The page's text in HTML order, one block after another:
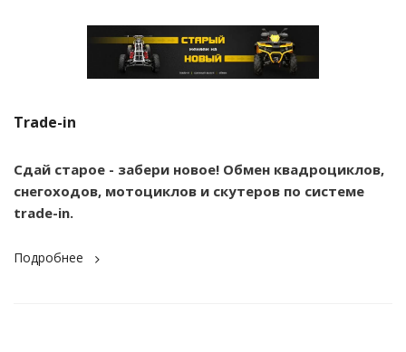
Trade-in
Сдай старое - забери новое! Обмен квадроциклов,
снегоходов, мотоциклов и скутеров по системе
trade-in.
Подробнее